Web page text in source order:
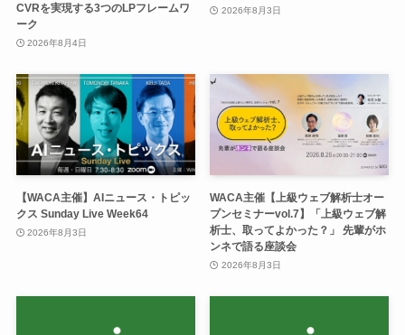
CVRを実現する3つのLPフレームワ
ーク
2026年8月4日
2026年8月3日
【WACA主催】AIニュース・トピッ
クス Sunday Live Week64
2026年8月3日
WACA主催【上級ウェブ解析士オー
プンセミナーvol.7】「上級ウェブ解
析士、取ってよかった？」 先輩がホ
ンネで語る座談会
2026年8月3日